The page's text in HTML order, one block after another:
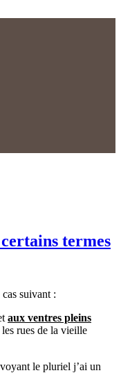
termes
suivant :
aux ventres pleins
rues de la vieille
le pluriel j’ai un